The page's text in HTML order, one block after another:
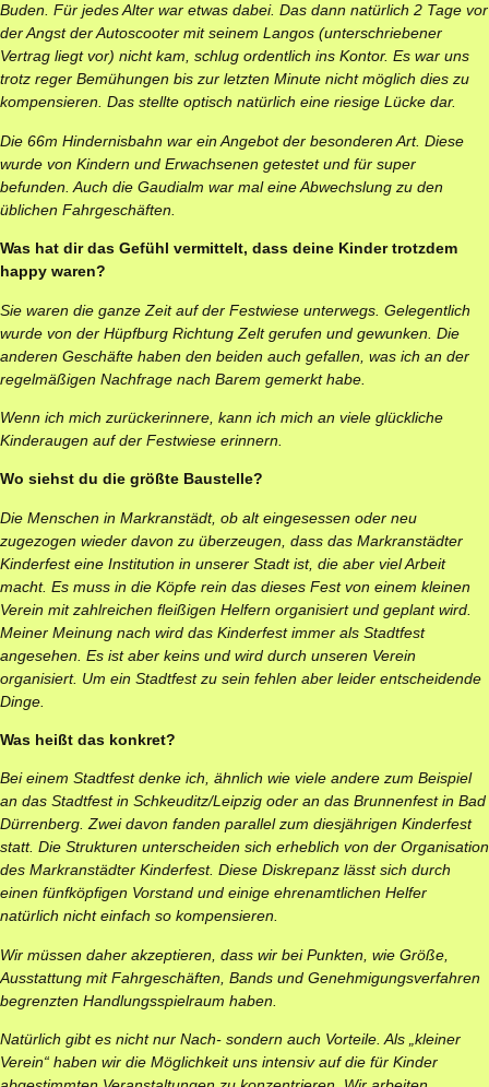
Buden. Für jedes Alter war etwas dabei. Das dann natürlich 2 Tage vor
der Angst der Autoscooter mit seinem Langos (unterschriebener
Vertrag liegt vor) nicht kam, schlug ordentlich ins Kontor. Es war uns
trotz reger Bemühungen bis zur letzten Minute nicht möglich dies zu
kompensieren. Das stellte optisch natürlich eine riesige Lücke dar.
Die 66m Hindernisbahn war ein Angebot der besonderen Art. Diese
wurde von Kindern und Erwachsenen getestet und für super
befunden. Auch die Gaudialm war mal eine Abwechslung zu den
üblichen Fahrgeschäften.
Was hat dir das Gefühl vermittelt, dass deine Kinder trotzdem
happy waren?
Sie waren die ganze Zeit auf der Festwiese unterwegs. Gelegentlich
wurde von der Hüpfburg Richtung Zelt gerufen und gewunken. Die
anderen Geschäfte haben den beiden auch gefallen, was ich an der
regelmäßigen Nachfrage nach Barem gemerkt habe.
Wenn ich mich zurückerinnere, kann ich mich an viele glückliche
Kinderaugen auf der Festwiese erinnern.
Wo siehst du die größte Baustelle?
Die Menschen in Markranstädt, ob alt eingesessen oder neu
zugezogen wieder davon zu überzeugen, dass das Markranstädter
Kinderfest eine Institution in unserer Stadt ist, die aber viel Arbeit
macht. Es muss in die Köpfe rein das dieses Fest von einem kleinen
Verein mit zahlreichen fleißigen Helfern organisiert und geplant wird.
Meiner Meinung nach wird das Kinderfest immer als Stadtfest
angesehen. Es ist aber keins und wird durch unseren Verein
organisiert. Um ein Stadtfest zu sein fehlen aber leider entscheidende
Dinge.
Was heißt das konkret?
Bei einem Stadtfest denke ich, ähnlich wie viele andere zum Beispiel
an das Stadtfest in Schkeuditz/Leipzig oder an das Brunnenfest in Bad
Dürrenberg. Zwei davon fanden parallel zum diesjährigen Kinderfest
statt. Die Strukturen unterscheiden sich erheblich von der Organisation
des Markranstädter Kinderfest. Diese Diskrepanz lässt sich durch
einen fünfköpfigen Vorstand und einige ehrenamtlichen Helfer
natürlich nicht einfach so kompensieren.
Wir müssen daher akzeptieren, dass wir bei Punkten, wie Größe,
Ausstattung mit Fahrgeschäften, Bands und Genehmigungsverfahren
begrenzten Handlungsspielraum haben.
Natürlich gibt es nicht nur Nach- sondern auch Vorteile. Als „kleiner
Verein“ haben wir die Möglichkeit uns intensiv auf die für Kinder